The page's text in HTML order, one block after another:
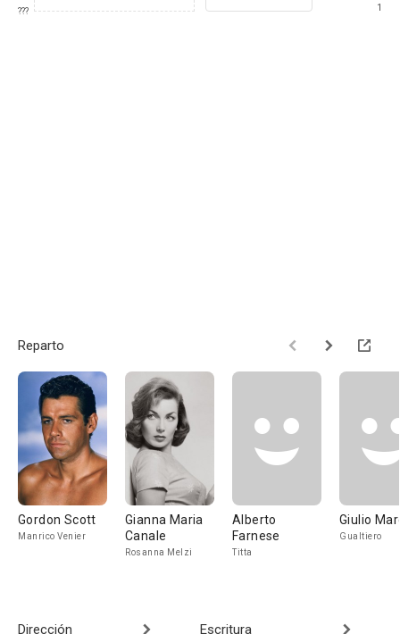
???
1
Reparto
Gordon Scott
Manrico Venier
Gianna Maria
Canale
Rosanna Melzi
Alberto
Farnese
Titta
Giulio
Gualtiero
Dirección Escritura